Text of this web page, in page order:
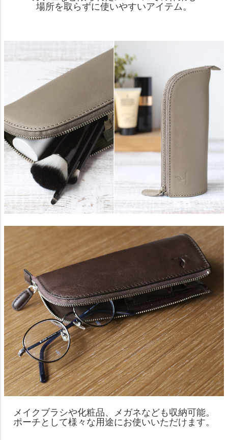
場所を取らずに使いやすいアイテム。
メイクブラシや化粧品、メガネなども収納可能。
ポーチとして様々な用途にお使いいただけます。